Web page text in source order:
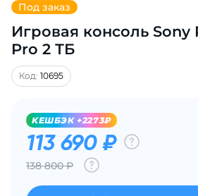
Под заказ
Игровая консоль Sony
Pro 2 ТБ
Код: 10695
KЕШБЭК +2273₽
113 690 ₽
138 800 Р
Получайте товар
выбранный способом
списываться
по25%каждые 2 недели
Подробнее